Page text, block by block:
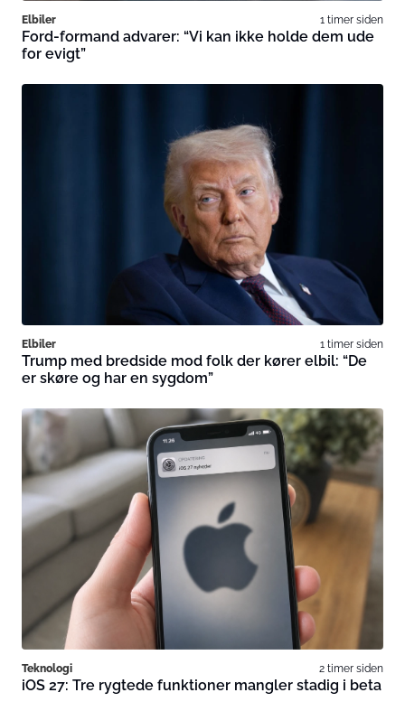
Elbiler 1 timer siden
Ford-formand advarer: “Vi kan ikke holde dem ude
for evigt”
Elbiler 1 timer siden
Trump med bredside mod folk der kører elbil: “De
er skøre og har en sygdom”
Teknologi 2 timer siden
iOS 27: Tre rygtede funktioner mangler stadig i beta